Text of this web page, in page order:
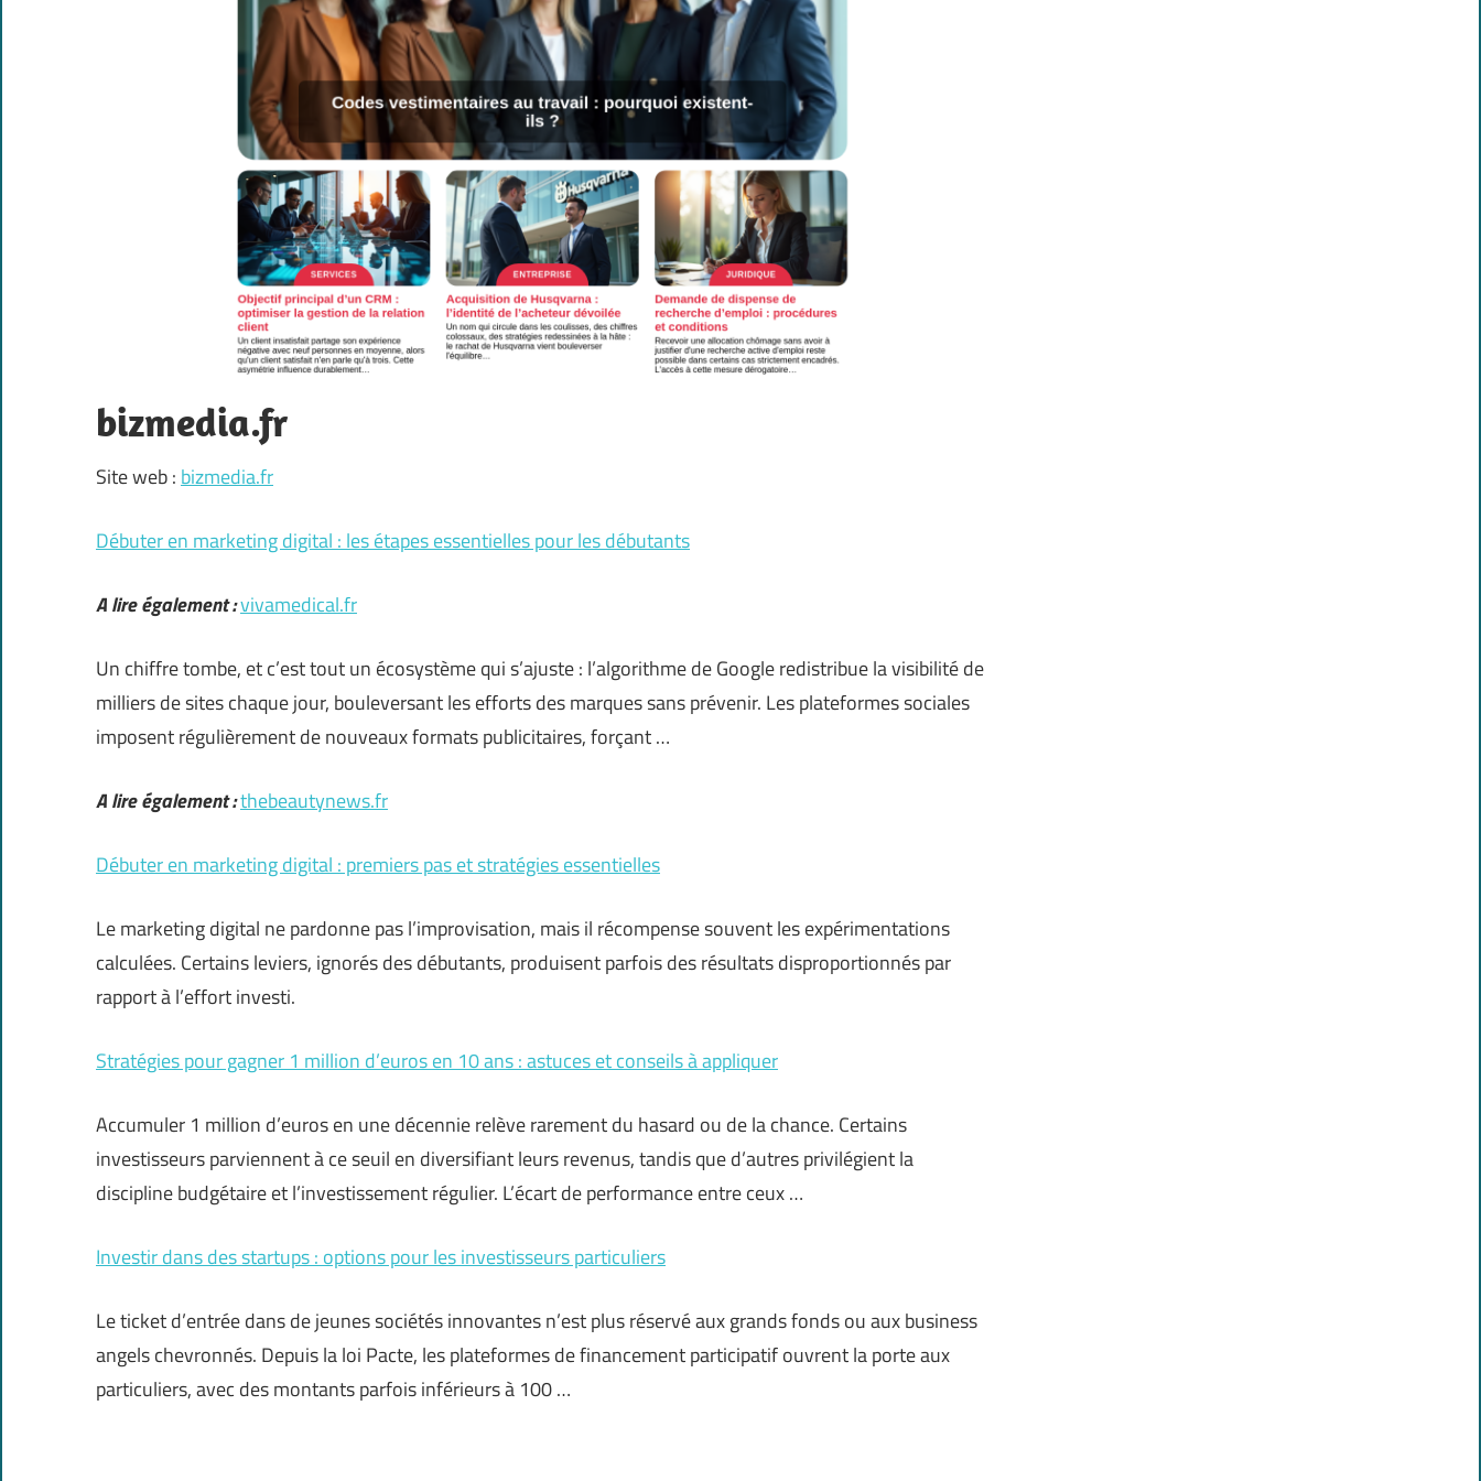
bizmedia.fr
Site web : bizmedia.fr
Débuter en marketing digital : les étapes essentielles pour les débutants
A lire également :vivamedical.fr
Un chiffre tombe, et c’est tout un écosystème qui s’ajuste : l’algorithme de Google redistribue la visibilité de
milliers de sites chaque jour, bouleversant les efforts des marques sans prévenir. Les plateformes sociales
imposent régulièrement de nouveaux formats publicitaires, forçant …
A lire également :thebeautynews.fr
Débuter en marketing digital : premiers pas et stratégies essentielles
Le marketing digital ne pardonne pas l’improvisation, mais il récompense souvent les expérimentations
calculées. Certains leviers, ignorés des débutants, produisent parfois des résultats disproportionnés par
rapport à l’effort investi.
Stratégies pour gagner 1 million d’euros en 10 ans : astuces et conseils à appliquer
Accumuler 1 million d’euros en une décennie relève rarement du hasard ou de la chance. Certains
investisseurs parviennent à ce seuil en diversifiant leurs revenus, tandis que d’autres privilégient la
discipline budgétaire et l’investissement régulier. L’écart de performance entre ceux …
Investir dans des startups : options pour les investisseurs particuliers
Le ticket d’entrée dans de jeunes sociétés innovantes n’est plus réservé aux grands fonds ou aux business
angels chevronnés. Depuis la loi Pacte, les plateformes de financement participatif ouvrent la porte aux
particuliers, avec des montants parfois inférieurs à 100 …